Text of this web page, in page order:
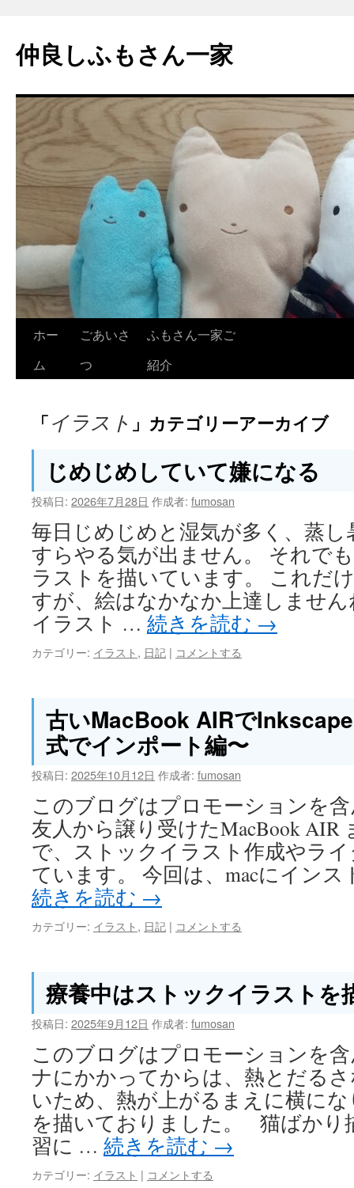
テ
ン
へ
ス
キ
ッ
仲良しふもさん一家
ホー
ム
ごあいさ
つ
ふもさん一家ご
紹介
「イラスト 」カテゴリーアーカイブ
じめじめしていて嫌になる
投稿日: 2026年7月28日 作成者: fumosan
毎日じめじめと湿気が多く、蒸
すらやる気が出ません。 それで
ラストを描いています。 これだ
すが、絵はなかなか上達しませ
イラスト … 続きを読む →
カテゴリー: イラスト, 日記 | コメントする
古いMacBook AIRで
式でインポート編〜
投稿日: 2025年10月12日 作成者: fumosan
このブログはプロモーションを
友人から譲り受けたMacBook AIR
で、ストックイラスト作成やラ
ています。 今回は、macにイン
続きを読む →
カテゴリー: イラスト, 日記 | コメントする
療養中はストックイラストを
投稿日: 2025年9月12日 作成者: fumosan
このブログはプロモーションを
ナにかかってからは、熱とだる
いため、熱が上がるまえに横に
を描いておりました。 猫ばかり
習に … 続きを読む →
カテゴリー: イラスト | コメントする